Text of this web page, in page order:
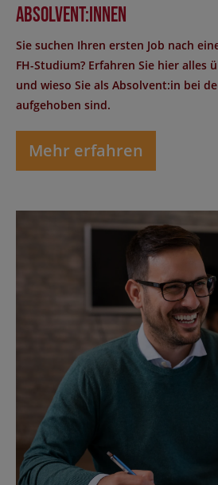
Absolvent:innen
Sie suchen Ihren ersten Job nach
FH-Studium? Erfahren Sie hier alles
und wieso Sie als Absolvent:in bei
aufgehoben sind.
Mehr erfahren